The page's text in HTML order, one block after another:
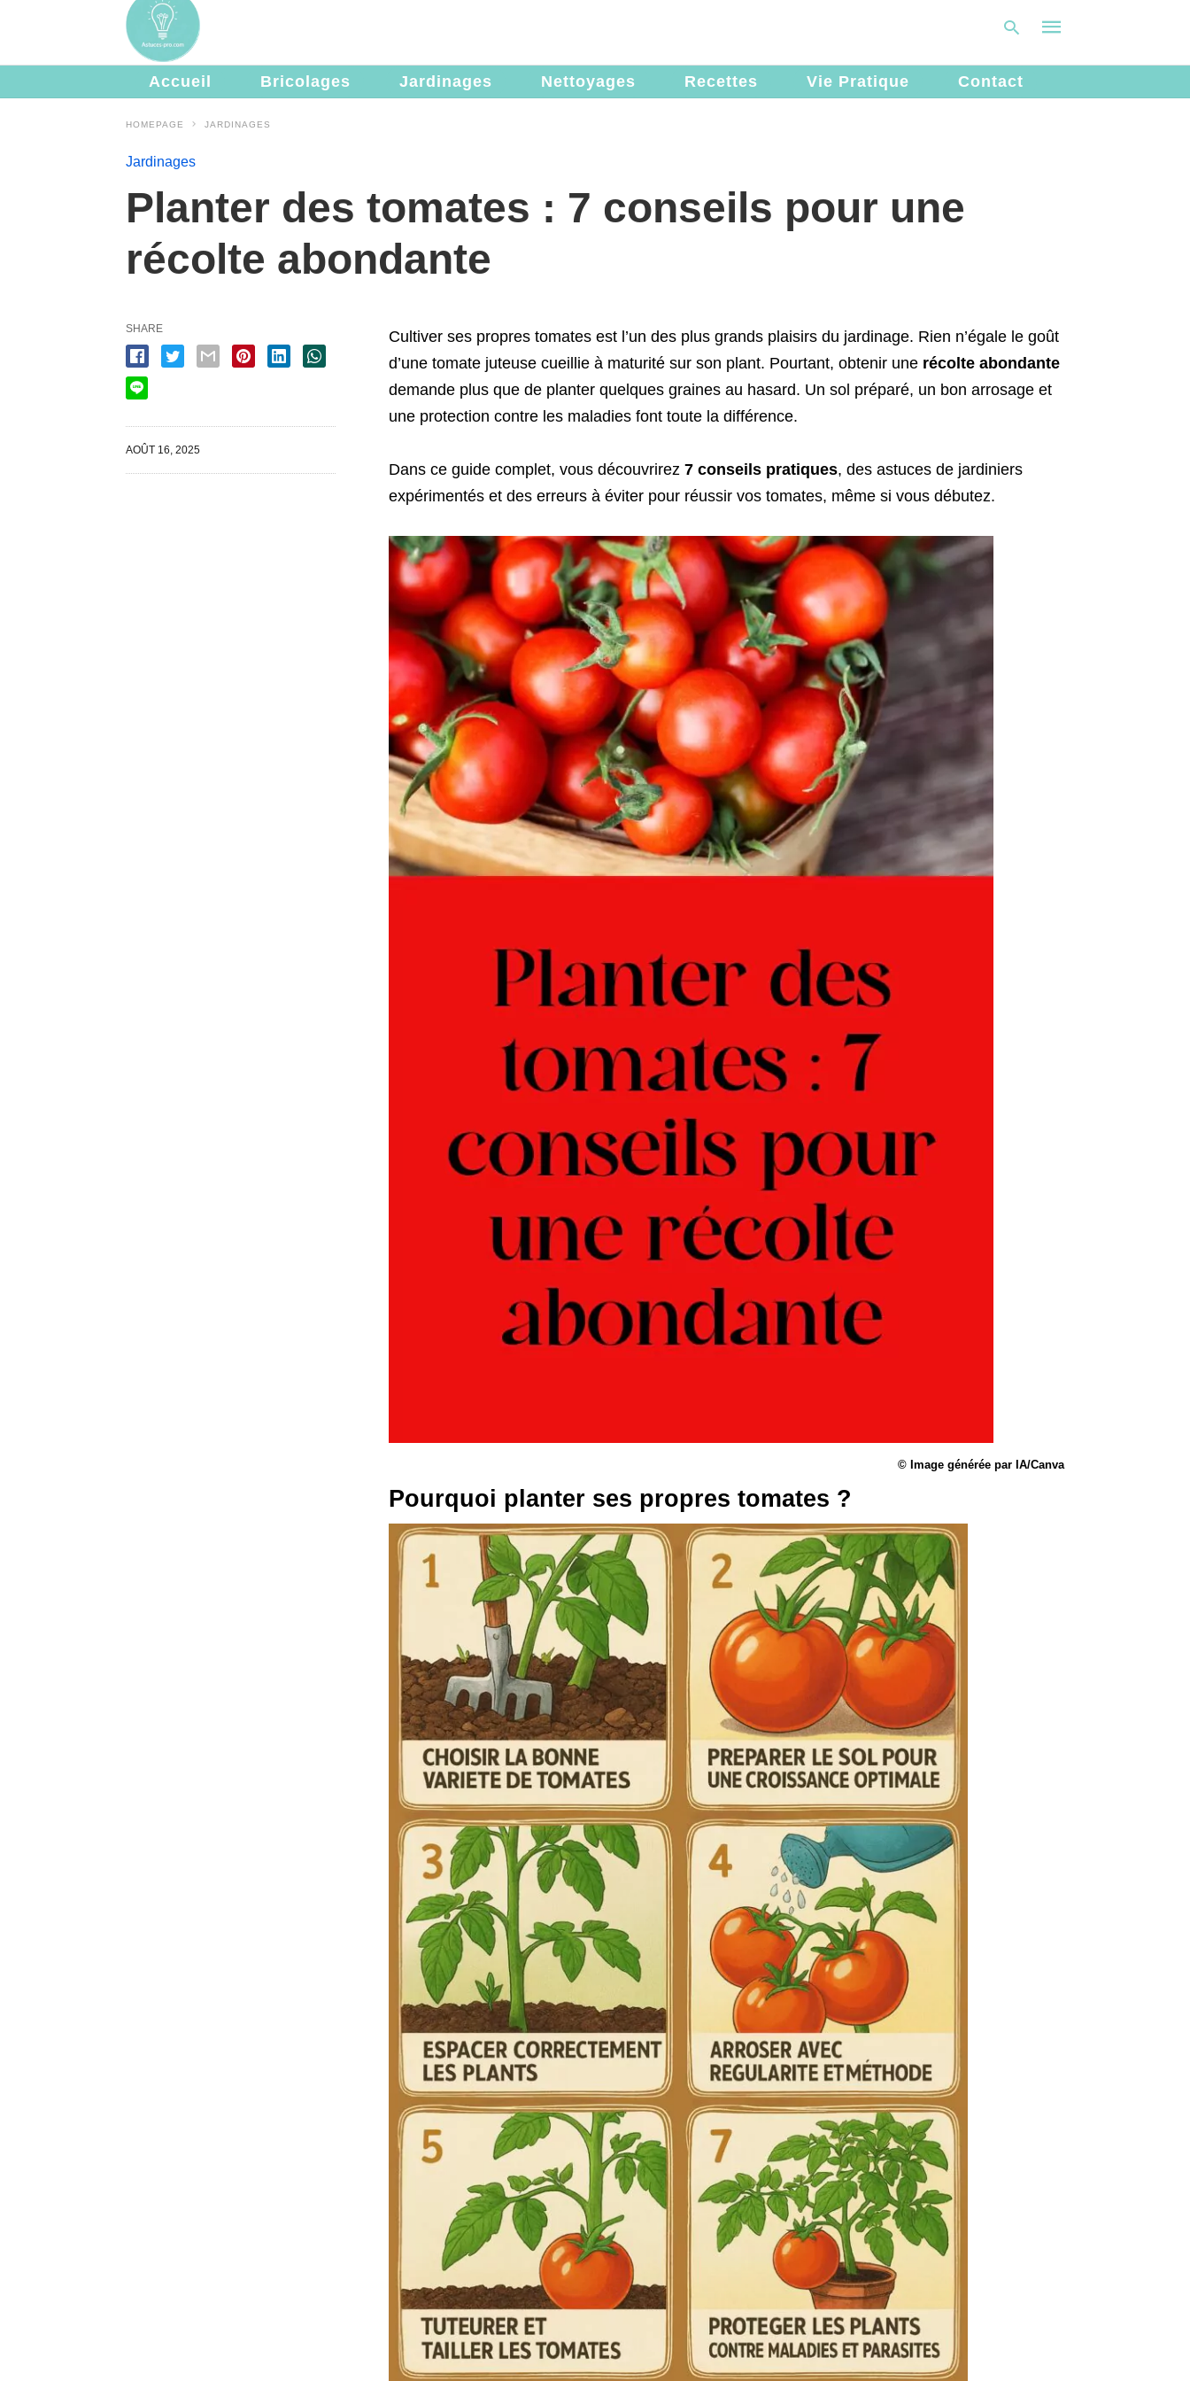
Accueil Bricolages Jardinages Nettoyages Recettes Vie Pratique Contact
HOMEPAGE JARDINAGES
Jardinages
Planter des tomates : 7 conseils pour une
récolte abondante
Cultiver ses propres tomates est l’un des plus grands plaisirs du jardinage. Rien n’égale le goût
d’une tomate juteuse cueillie à maturité sur son plant. Pourtant, obtenir une récolte abondante
demande plus que de planter quelques graines au hasard. Un sol préparé, un bon arrosage et
une protection contre les maladies font toute la différence.
Dans ce guide complet, vous découvrirez 7 conseils pratiques, des astuces de jardiniers
expérimentés et des erreurs à éviter pour réussir vos tomates, même si vous débutez.
© Image générée par IA/Canva
Pourquoi planter ses propres tomates ?
SHARE
AOÛT 16, 2025